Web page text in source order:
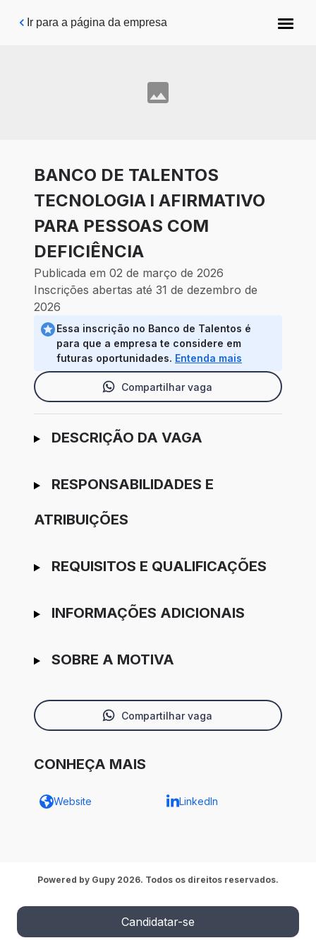
Pular para o conteúdo principal
Ir para a página da empresa
BANCO DE TALENTOS
TECNOLOGIA l AFIRMATIVO
PARA PESSOAS COM
DEFICIÊNCIA
Publicada em 02 de março de 2026
Inscrições abertas até 31 de dezembro de
2026
Essa inscrição no Banco de Talentos é
para que a empresa te considere em
futuras oportunidades. Entenda mais
Compartilhar vaga
Ir para candidatura
DESCRIÇÃO DA VAGA
RESPONSABILIDADES E
ATRIBUIÇÕES
REQUISITOS E QUALIFICAÇÕES
INFORMAÇÕES ADICIONAIS
SOBRE A MOTIVA
Compartilhar vaga
CONHEÇA MAIS
Website LinkedIn
Candidatar-se
Powered by Gupy 2026. Todos os direitos reservados.